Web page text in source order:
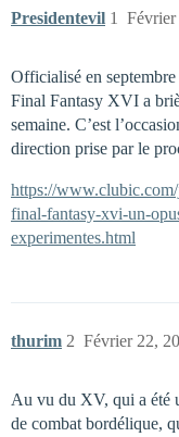
Presidentevil 1
Officialisé en
Final Fantasy XVI a
semaine. C’est
direction prise par le
https://
final-fantasy-xvi-un-
experimentes.html
thurim Février 22,
2
Au vu du XV, qui a été
de combat bordélique,